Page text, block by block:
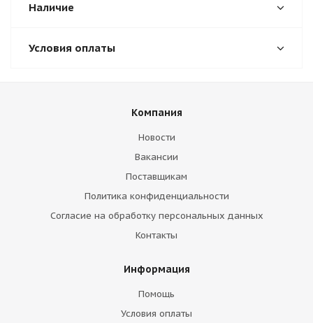
Наличие
Условия оплаты
Компания
Новости
Вакансии
Поставщикам
Политика конфиденциальности
Согласие на обработку персональных данных
Контакты
Информация
Помощь
Условия оплаты